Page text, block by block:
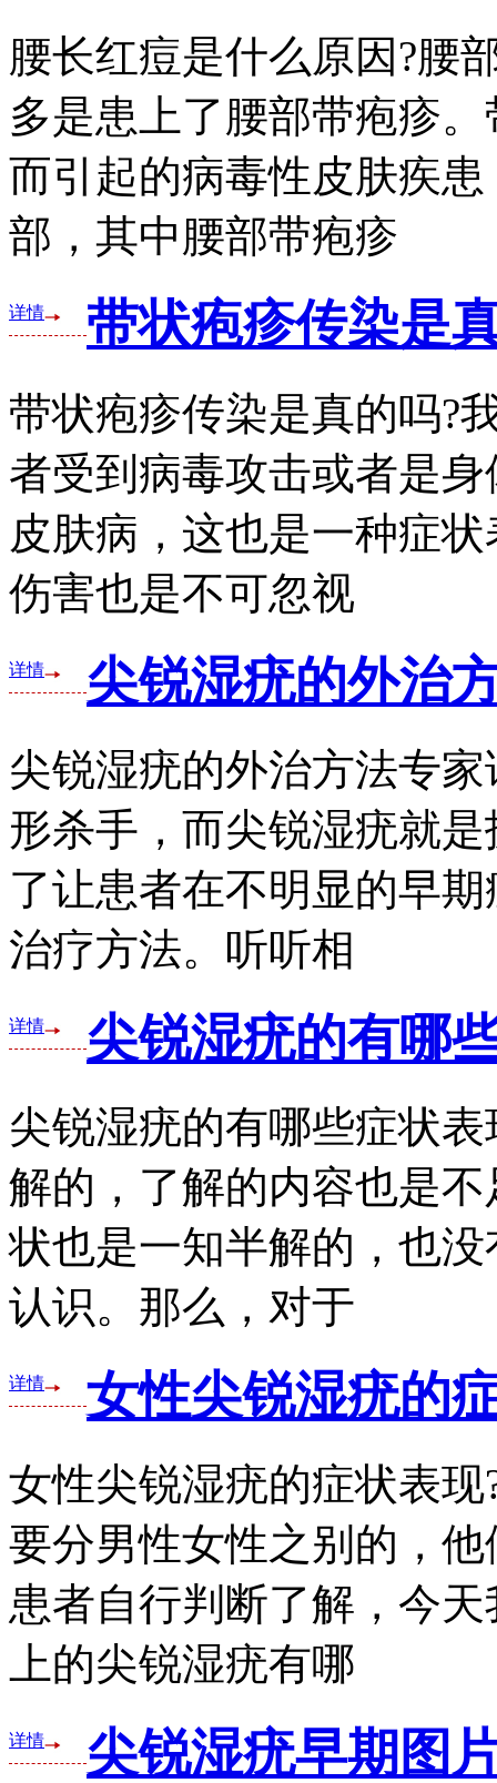
腰长红痘是什么原因?腰
多是患上了腰部带疱疹
而引起的病毒性皮肤疾
部，其中腰部带疱疹
详情 带状疱疹传染是
带状疱疹传染是真的吗?
者受到病毒攻击或者是
皮肤病，这也是一种症
伤害也是不可忽视
详情 尖锐湿疣的外治
尖锐湿疣的外治方法专
形杀手，而尖锐湿疣就
了让患者在不明显的早
治疗方法。听听相
详情 尖锐湿疣的有哪
尖锐湿疣的有哪些症状
解的，了解的内容也是
状也是一知半解的，也
认识。那么，对于
详情 女性尖锐湿疣的
女性尖锐湿疣的症状表
要分男性女性之别的，
患者自行判断了解，今
上的尖锐湿疣有哪
详情 尖锐湿疣早期图